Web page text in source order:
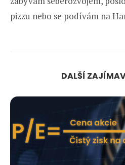
pizzu nebo se podívám na
DALŠÍ